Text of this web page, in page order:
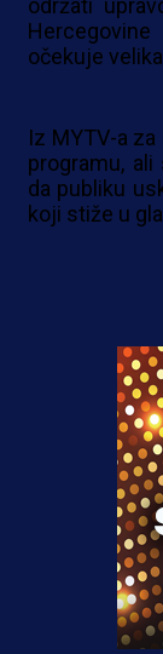
održati
očekuje
Iz MYTV-a
programu,
da publiku
koji stiže u